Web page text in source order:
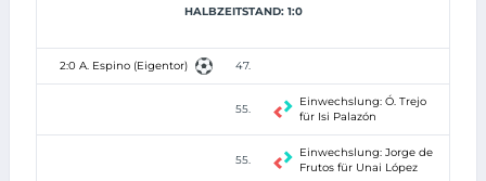
HALBZEITSTAND: 1:0
2:0 A. Espino (Eigentor) 47.
55.
Einwechslung: Ó. Trejo
für Isi Palazón
55.
Einwechslung: Jorge de
Frutos für Unai López